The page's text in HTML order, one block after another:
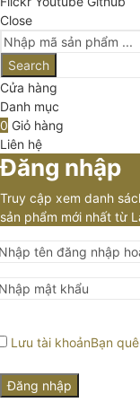
Close
Search
Cửa hàng
Danh mục
0 Giỏ hàng
Liên hệ
Đăng nhập
Truy cập xem danh
sản phẩm mới nhất từ
Lưu tài khoảnBạn
Đăng nhập